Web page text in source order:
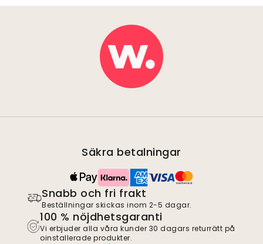
Säkra betalningar
Snabb och fri frakt
Beställningar skickas inom 2-5 dagar.
100 % nöjdhetsgaranti
Vi erbjuder alla våra kunder 30 dagars returrätt på
oinstallerade produkter.